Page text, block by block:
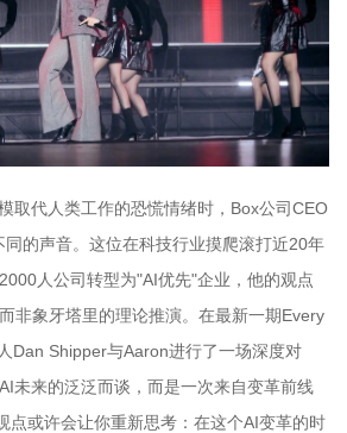
取代人类工作的恐慌情绪时，Box公司CEO
的声音。这位在科技行业摸爬滚打近20年
人公司转型为"AI优先"企业，他的观点
非象牙塔里的理论推演。在最新一期Every
Dan Shipper与Aaron进行了一场深度对
未来的泛泛而谈，而是一次来自变革前线
点或许会让你重新思考：在这个AI变革的时